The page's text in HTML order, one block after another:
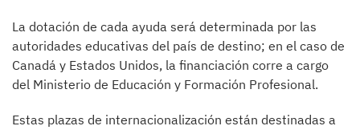
La dotación de cada ayuda será determinada por las
autoridades educativas del país de destino; en el caso de
Canadá y Estados Unidos, la financiación corre a cargo
del Ministerio de Educación y Formación Profesional.
Estas plazas de internacionalización están destinadas a